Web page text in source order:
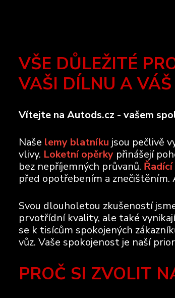
VŠE DŮLEŽITÉ
VAŠI DÍLNU A
Vítejte na Autods.cz - vašem
Naše lemy blatníku jsou pečlivě
vlivy. Loketní opěrky přinášejí
bez nepříjemných průvanů.
před opotřebením a znečištěním.
Svou dlouholetou zkušeností
prvotřídní kvality, ale také
se k tisícům spokojených
vůz. Vaše spokojenost je naší
PROČ SI ZVOLIT